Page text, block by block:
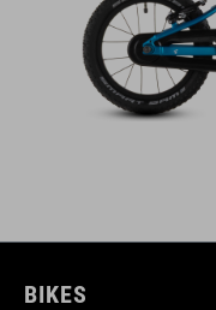
BIKES